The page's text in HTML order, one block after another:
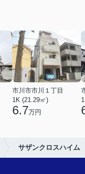
市川市市川１丁目
1K (21.29㎡)
6.7万円
サザンクロスハイム